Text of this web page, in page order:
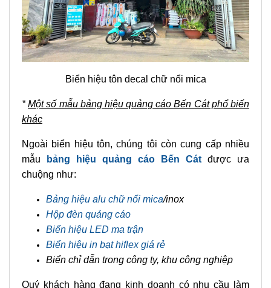
Biển hiệu tôn decal chữ nổi mica
*Một số mẫu bảng hiệu quảng cáo Bến Cát phổ biến
khác
Ngoài biển hiệu tôn, chúng tôi còn cung cấp nhiều
mẫu
bảng hiệu quảng cáo Bến Cát được ưa
chuộng như:
Bảng hiệu alu chữ nổi mica/inox
Hộp đèn quảng cáo
Biển hiệu LED ma trận
Biển hiệu in bạt hiflex giá rẻ
Biển chỉ dẫn trong công ty, khu công nghiệp
Quý khách hàng đang kinh doanh có nhu cầu làm